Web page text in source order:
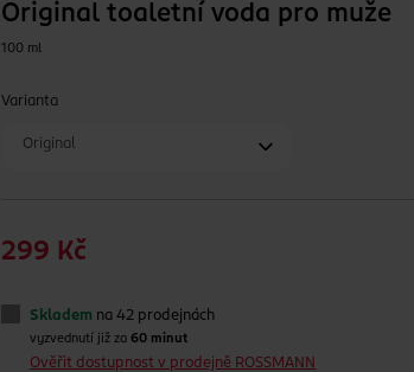
Original toaletní voda pro muže
100 ml
Varianta
Original
299 Kč
Skladem na 42 prodejnách
vyzvednutí již za60 minut
Ověřit dostupnost v prodejně ROSSMANN